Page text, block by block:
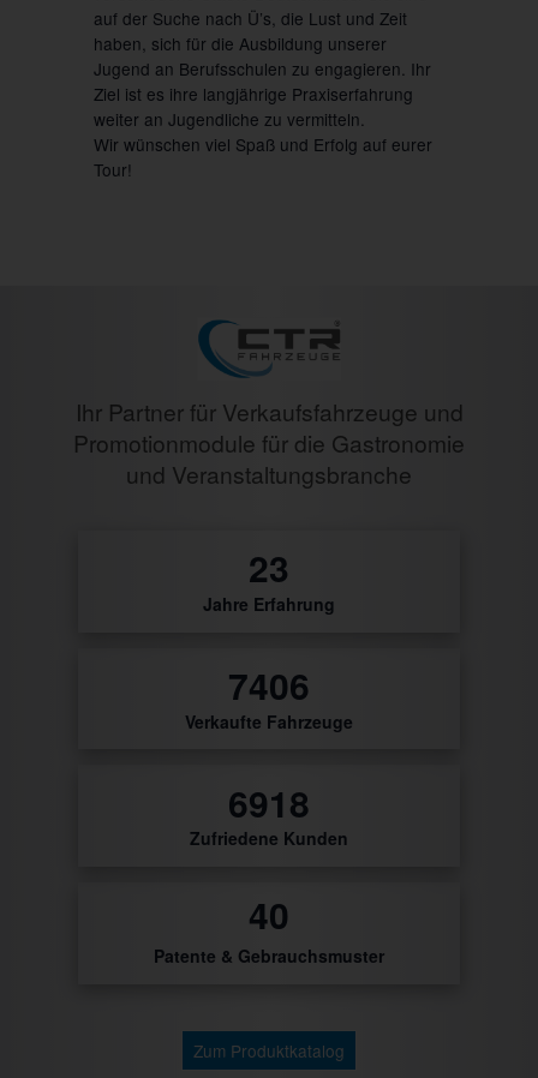
auf der Suche nach Ü’s, die Lust und Zeit
haben, sich für die Ausbildung unserer
Jugend an Berufsschulen zu engagieren. Ihr
Ziel ist es ihre langjährige Praxiserfahrung
weiter an Jugendliche zu vermitteln.
Wir wünschen viel Spaß und Erfolg auf eurer
Tour!
Ihr Partner für Verkaufsfahrzeuge und
Promotionmodule für die Gastronomie
und Veranstaltungsbranche
27
Jahre Erfahrung
8636
Verkaufte Fahrzeuge
8067
Zufriedene Kunden
46
Patente & Gebrauchsmuster
Zum Produktkatalog